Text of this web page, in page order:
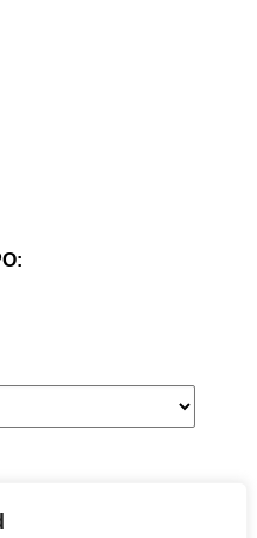
Conoce el largo